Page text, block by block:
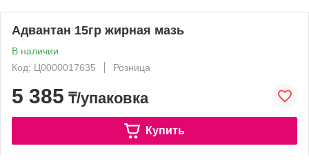
Адвантан 15гр жирная мазь
В наличии
Код: Ц0000017635
Розница
5 385 ₸/упаковка
Купить